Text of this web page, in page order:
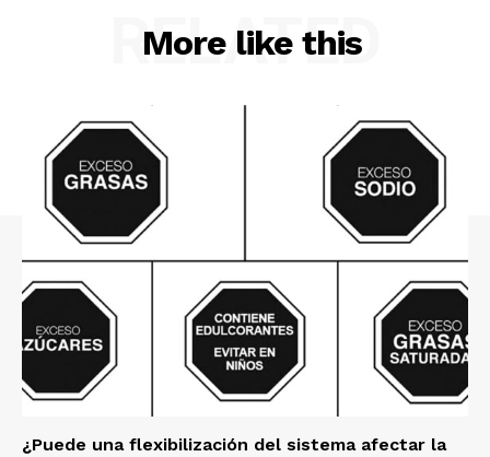
More like this
RELATED
¿Puede una flexibilización del sistema afectar la